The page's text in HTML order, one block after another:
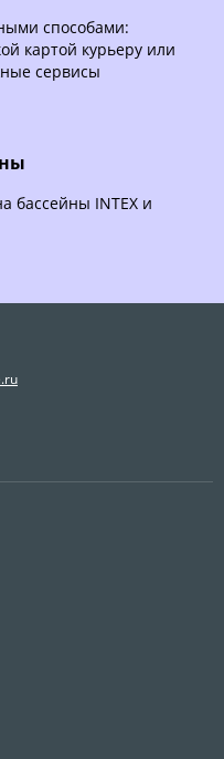
способами:
картой курьеру или
сервисы
бассейны INTEX и